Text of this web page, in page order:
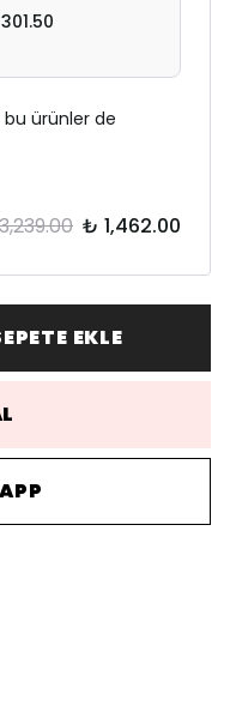
ürünler de
₺ 1,462.00
EKLE